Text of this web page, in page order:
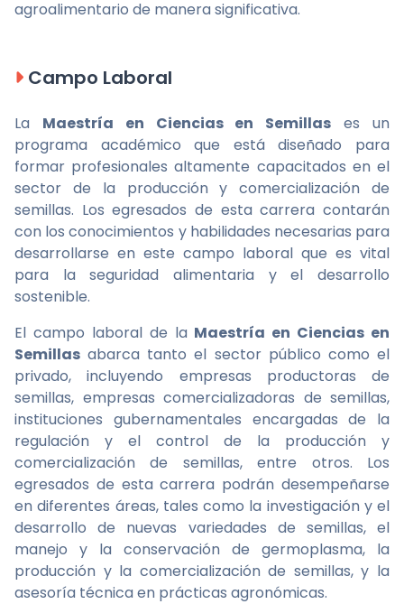
agroalimentario de manera significativa.
Campo Laboral
La Maestría en Ciencias en Semillas es un
programa académico que está diseñado para
formar profesionales altamente capacitados en el
sector de la producción y comercialización de
semillas. Los egresados de esta carrera contarán
con los conocimientos y habilidades necesarias para
desarrollarse en este campo laboral que es vital
para la seguridad alimentaria y el desarrollo
sostenible.
El campo laboral de la Maestría en Ciencias en
Semillas abarca tanto el sector público como el
privado, incluyendo empresas productoras de
semillas, empresas comercializadoras de semillas,
instituciones gubernamentales encargadas de la
regulación y el control de la producción y
comercialización de semillas, entre otros. Los
egresados de esta carrera podrán desempeñarse
en diferentes áreas, tales como la investigación y el
desarrollo de nuevas variedades de semillas, el
manejo y la conservación de germoplasma, la
producción y la comercialización de semillas, y la
asesoría técnica en prácticas agronómicas.